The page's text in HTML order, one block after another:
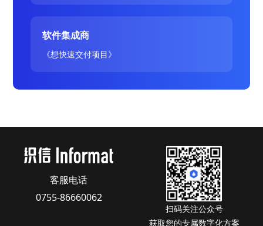
软件集成商
《想快速交付项目》
客服电话
0755-86660062
扫码关注公众号
获取您的专属数字化方案